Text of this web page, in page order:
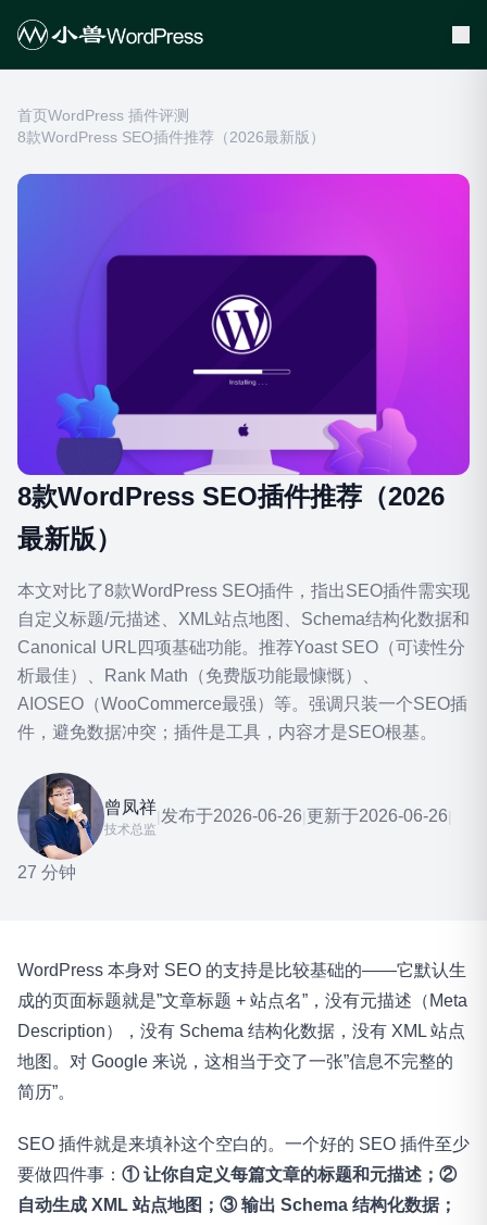
首页WordPress 插件评测
8款WordPress SEO插件推荐（2026最新版）
8款WordPress SEO插件推荐（2026
最新版）
本文对比了8款WordPress SEO插件，指出SEO插件需实现
自定义标题/元描述、XML站点地图、Schema结构化数据和
Canonical URL四项基础功能。推荐Yoast SEO（可读性分
析最佳）、Rank Math（免费版功能最慷慨）、
AIOSEO（WooCommerce最强）等。强调只装一个SEO插
件，避免数据冲突；插件是工具，内容才是SEO根基。
曾凤祥
技术总监
|发布于2026-06-26|更新于2026-06-26|
27 分钟
WordPress 本身对 SEO 的支持是比较基础的——它默认生
成的页面标题就是”文章标题 + 站点名”，没有元描述（Meta
Description），没有 Schema 结构化数据，没有 XML 站点
地图。对 Google 来说，这相当于交了一张”信息不完整的
简历”。
SEO 插件就是来填补这个空白的。一个好的 SEO 插件至少
要做四件事： ① 让你自定义每篇文章的标题和元描述；②
自动生成 XML 站点地图；③ 输出 Schema 结构化数据；